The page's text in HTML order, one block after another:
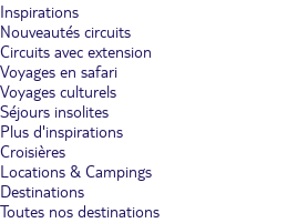
Inspirations
Nouveautés circuits
Circuits avec extension
Voyages en safari
Voyages culturels
Séjours insolites
Plus d'inspirations
Croisières
Locations & Campings
Destinations
Toutes nos destinations